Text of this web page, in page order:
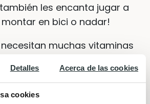
Detalles Acerca de las cookies
cookies
les encanta jugar a
en bici o nadar!
necesitan muchas vitaminas
alimentarlos de forma
fortalecer las defensas